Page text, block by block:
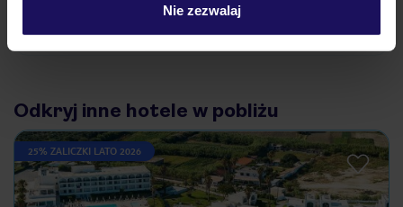
Nie zezwalaj
Zobacz więcej
Odkryj inne hotele w pobliżu
25% ZALICZKI LATO 2026